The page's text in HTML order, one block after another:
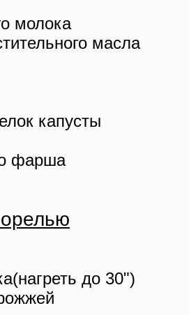
молока
масла
капусты
фарша
до 30")